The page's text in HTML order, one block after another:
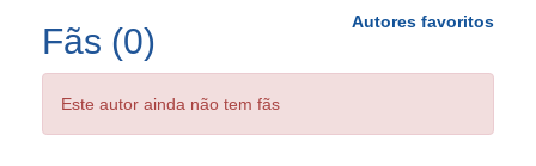
Autores favoritos
Fãs (0)
Este autor ainda não tem fãs